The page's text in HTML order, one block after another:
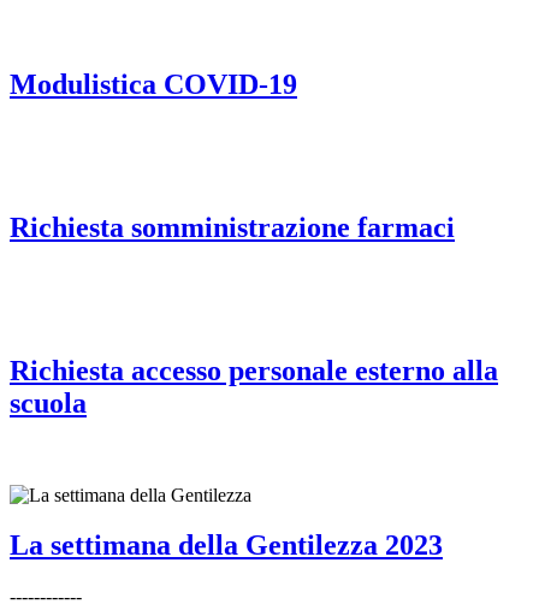
Modulistica COVID-19
Richiesta somministrazione farmaci
Richiesta accesso personale esterno alla
scuola
La settimana della Gentilezza 2023
------------